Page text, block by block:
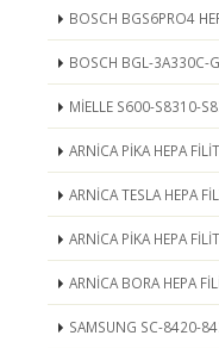
BOSCH BGS6PRO4
BOSCH BGL-3A330C-
MİELLE S600-S8310-
ARNİCA PİKA HEPA
ARNİCA TESLA HEPA
ARNİCA PİKA HEPA
ARNİCA BORA HEPA
SAMSUNG SC-8420-